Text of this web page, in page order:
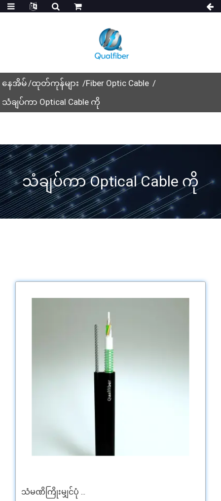
နေအိမ် ထုတ်ကုန်များ
Fiber Optic Cable
သံချပ်ကာ Optical Cable ကို
သံချပ်ကာ Optical Cable ကို
သံမဏိကြိုးမျှင်ပုံ ...